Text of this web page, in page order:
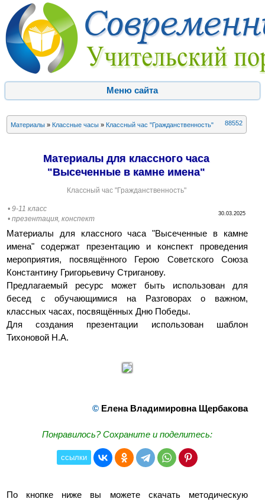
Меню сайта
Материалы» Классные часы» Классный час "Гражданственность" 88552
Материалы для классного часа
"Высеченные в камне имена"
Классный час "Гражданственность"
• 9-11 класс
• презентация, конспект
30.03.2025
Материалы для классного часа "Высеченные в камне
имена" содержат презентацию и конспект проведения
мероприятия, посвящённого Герою Советского Союза
Константину Григорьевичу Стриганову.
Предлагаемый ресурс может быть использован для
бесед с обучающимися на Разговорах о важном,
классных часах, посвящённых Дню Победы.
Для создания презентации использован шаблон
Тихоновой Н.А.
© Елена Владимировна Щербакова
Понравилось? Сохраните и поделитесь:
ссылки
По кнопке ниже вы можете скачать методическую